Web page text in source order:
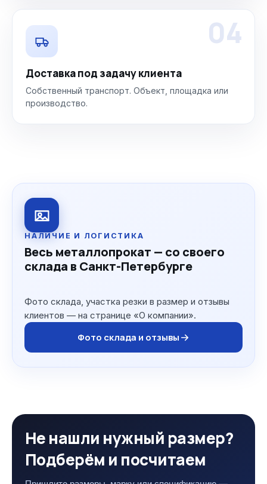
04
Доставка под задачу клиента
Собственный транспорт. Объект, площадка или
производство.
НАЛИЧИЕ И ЛОГИСТИКА
Весь металлопрокат — со своего
склада в Санкт-Петербурге
Фото склада, участка резки в размер и отзывы
клиентов — на странице «О компании».
Фото склада и отзывы
Не нашли нужный размер?
Подберём и посчитаем